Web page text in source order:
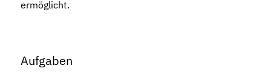
ermöglicht.
Aufgaben